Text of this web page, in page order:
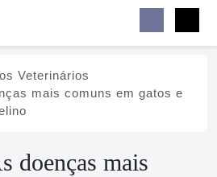
Veterinários
mais comuns em gatos e
doenças mais